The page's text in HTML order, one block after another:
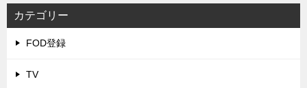
カテゴリー
FOD登録
TV